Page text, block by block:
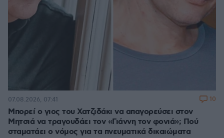
Μπορεί ο γιος του Χατζιδάκι να απαγορεύσει στον
Μητσιά να τραγουδάει τον «Γιάννη τον φονιά»; Πού
σταματάει ο νόμος για τα πνευματικά δικαιώματα
07.08.2026, 07:41 10